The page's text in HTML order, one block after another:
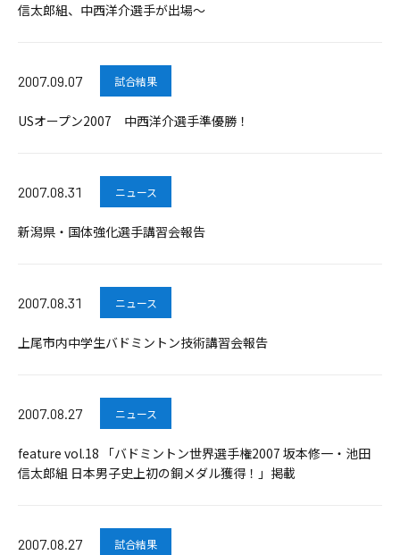
信太郎組、中西洋介選手が出場～
2007.09.07 試合結果
USオープン2007 中西洋介選手準優勝！
2007.08.31 ニュース
新潟県・国体強化選手講習会報告
2007.08.31 ニュース
上尾市内中学生バドミントン技術講習会報告
2007.08.27 ニュース
feature vol.18 「バドミントン世界選手権2007 坂本修一・池田
信太郎組 日本男子史上初の銅メダル獲得！」掲載
2007.08.27 試合結果